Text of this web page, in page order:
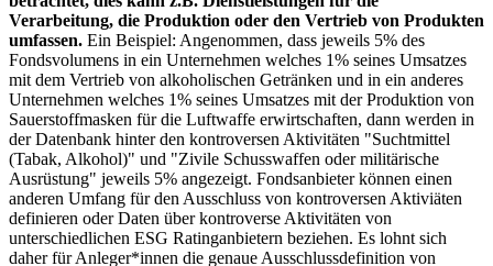
Verarbeitung, die Produktion oder den Vertrieb von Produkten
umfassen. Ein Beispiel: Angenommen, dass jeweils 5% des
Fondsvolumens in ein Unternehmen welches 1% seines Umsatzes
mit dem Vertrieb von alkoholischen Getränken und in ein anderes
Unternehmen welches 1% seines Umsatzes mit der Produktion von
Sauerstoffmasken für die Luftwaffe erwirtschaften, dann werden in
der Datenbank hinter den kontroversen Aktivitäten "Suchtmittel
(Tabak, Alkohol)" und "Zivile Schusswaffen oder militärische
Ausrüstung" jeweils 5% angezeigt. Fondsanbieter können einen
anderen Umfang für den Ausschluss von kontroversen Aktiviäten
definieren oder Daten über kontroverse Aktivitäten von
unterschiedlichen ESG Ratinganbietern beziehen. Es lohnt sich
daher für Anleger*innen die genaue Ausschlussdefinition von